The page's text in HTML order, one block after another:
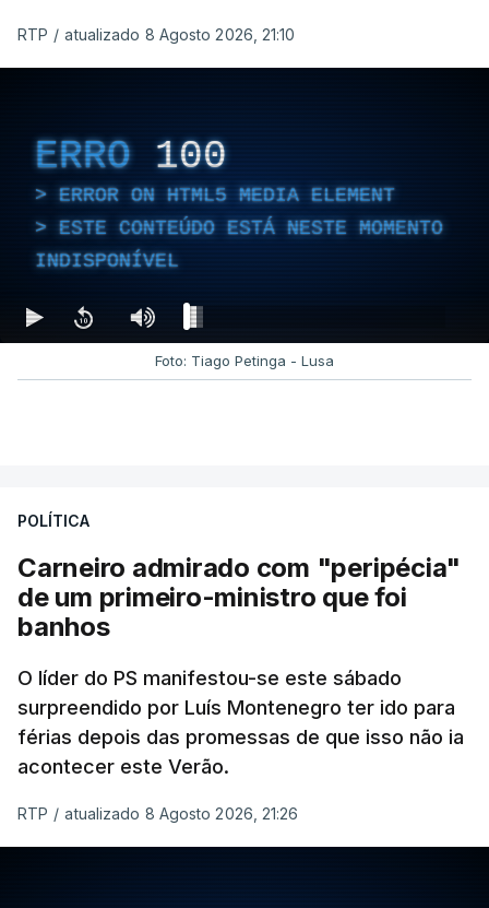
RTP / atualizado 8 Agosto 2026, 21:10
ERRO 100
ERROR ON HTML5 MEDIA ELEMENT
ESTE CONTEÚDO ESTÁ NESTE MOMENTO
INDISPONÍVEL
Foto: Tiago Petinga - Lusa
POLÍTICA
Carneiro admirado com "peripécia"
de um primeiro-ministro que foi
banhos
O líder do PS manifestou-se este sábado
surpreendido por Luís Montenegro ter ido para
férias depois das promessas de que isso não ia
acontecer este Verão.
RTP / atualizado 8 Agosto 2026, 21:26